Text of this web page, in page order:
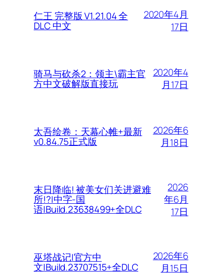
仁王 完整版 V1.21.04 全
DLC 中文
2020年4月
17日
骑马与砍杀2：领主\霸主官
方中文破解版直接玩
2020年4
月17日
太吾绘卷：天幕心帷+最新
v0.84.75正式版
2026年6
月18日
末日降临! 被美女们关进避难
所!?|中字-国
语|Build.23638499+全DLC
2026
年6月
17日
巫塔战记|官方中
文|Build.23707515+全DLC
2026年6
月15日